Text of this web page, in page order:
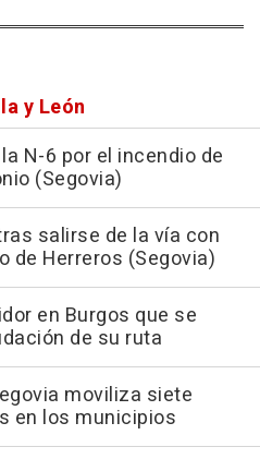
y León
N-6 por el incendio de
(Segovia)
salirse de la vía con
de Herreros (Segovia)
en Burgos que se
de su ruta
moviliza siete
en los municipios